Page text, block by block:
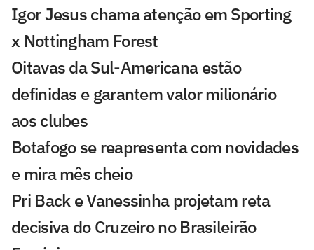
Igor Jesus chama atenção em Sporting
x Nottingham Forest
Oitavas da Sul-Americana estão
definidas e garantem valor milionário
aos clubes
Botafogo se reapresenta com novidades
e mira mês cheio
Pri Back e Vanessinha projetam reta
decisiva do Cruzeiro no Brasileirão